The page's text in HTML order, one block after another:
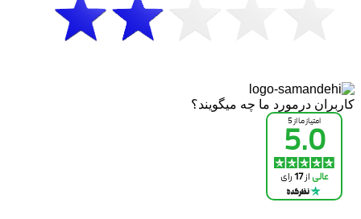
کاربران درمورد ما چه میگویند؟